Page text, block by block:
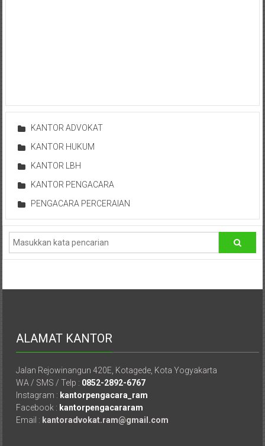
Sleman,
Bantul,
Wates,
Klaten,
Magelang,
Semarang,
Jakarta,
Bali,
Surabaya,
Istimewa
Yogyakarta,
Makassar,
Denpasar,
Salatiga,
Ungaran,
Pontianak,
KANTOR ADVOKAT
KANTOR HUKUM
KANTOR LBH
KANTOR PENGACARA
PENGACARA PERCERAIAN
ALAMAT KANTOR
Jalan Rejowinangun 420E, Kotagede, Kota Yogyakarta
WA / SMS / Telp : 0852-2892-6767
Instagram : kantorpengacara_ram
Facebook : kantorpengacararam
Email : kantoradvokat.ram@gmail.com